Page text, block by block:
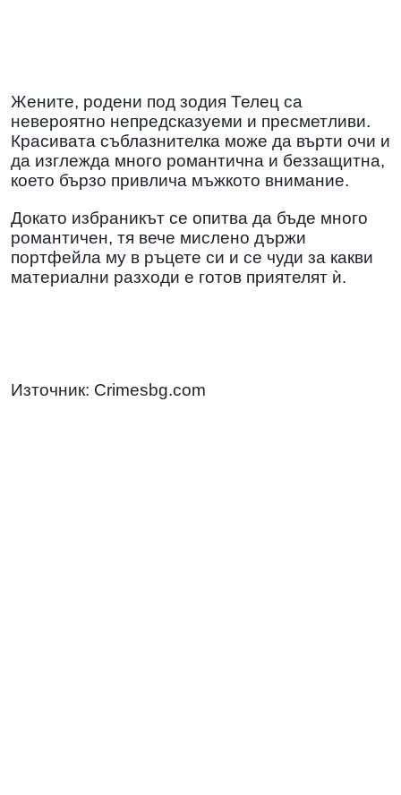
Жените, родени под зодия Телец са
невероятно непредсказуеми и пресметливи.
Красивата съблазнителка може да върти очи и
да изглежда много романтична и беззащитна,
което бързо привлича мъжкото внимание.
Докато избраникът се опитва да бъде много
романтичен, тя вече мислено държи
портфейла му в ръцете си и се чуди за какви
материални разходи е готов приятелят ѝ.
Източник: Crimesbg.com